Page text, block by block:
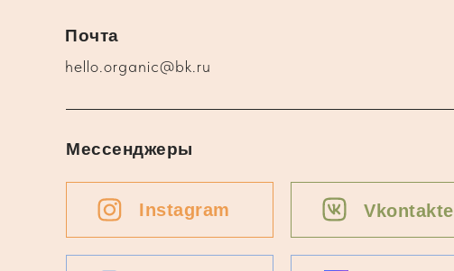
hello.organic@bk.ru
Почта
Instagram Vkontakte
Мессенджеры